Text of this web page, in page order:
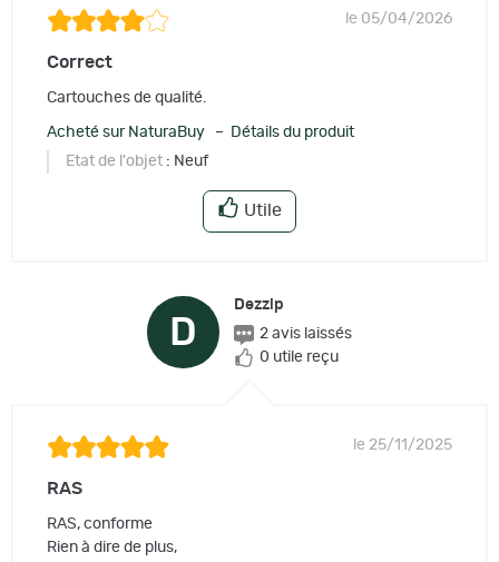
le 05/04/2026
Correct
Cartouches de qualité.
Acheté sur NaturaBuy – Détails du produit
Etat de l'objet : Neuf
Utile
D
Dezzip
2 avis laissés
0 utile reçu
le 25/11/2025
RAS
RAS, conforme
Rien à dire de plus,